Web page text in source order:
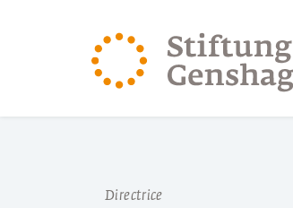
Directrice